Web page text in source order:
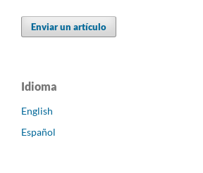
Enviar un artículo
Idioma
English
Español